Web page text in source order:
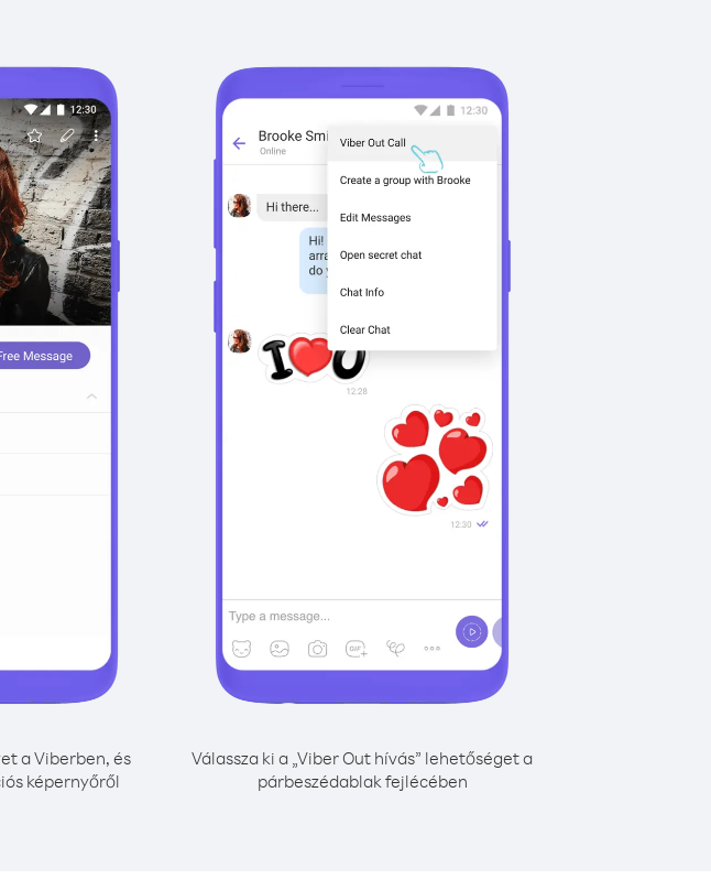
a Viberben, és
képernyőről
Válassza ki a „Viber Out hívás” lehetőséget a
párbeszédablak fejlécében